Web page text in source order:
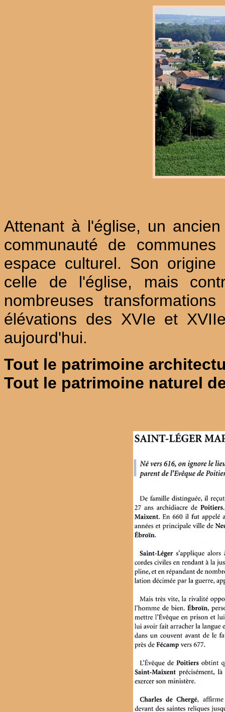
Attenant à l'église, un
communauté de
espace culturel. Son
celle de l'église, mais
nombreuses
élévations des XVIe et
aujourd'hui.
Tout le patrimoine
Tout le patrimoine naturel